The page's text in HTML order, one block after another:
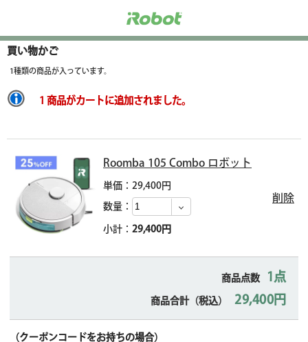
買い物かご
1種類の商品が入っています。
1 商品がカートに追加されました。
Roomba 105 Combo ロボット
単価：29,400円
数量：
小計： 29,400円
削除
商品点数 1点
商品合計（税込） 29,400円
（クーポンコードをお持ちの場合）